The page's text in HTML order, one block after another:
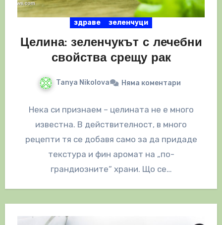
здраве зеленчуци
Целина: зеленчукът с лечебни
свойства срещу рак
Tanya Nikolova Няма коментари
Нека си признаем – целината не е много
известна. В действителност, в много
рецепти тя се добавя само за да придаде
текстура и фин аромат на „по-
грандиозните“ храни. Що се…